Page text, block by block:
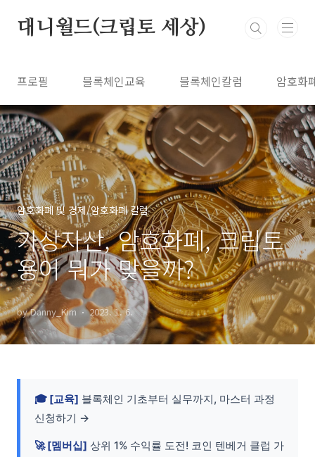
대니월드(크립토 세상)
프로필 블록체인교육 블록체인칼럼 암호화
암호화폐 및 경제/암호화폐 칼럼
가상자산, 암호화폐, 크립토
용어 뭐가 맞을까?
by Danny_Kim 2023. 1. 6.
🎓 [교육] 블록체인 기초부터 실무까지, 마스터 과정
신청하기 →
🚀 [멤버십] 상위 1% 수익률 도전! 코인 텐베거 클럽 가